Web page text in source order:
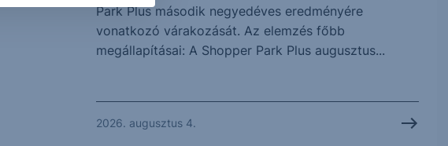
Park Plus második negyedéves eredményére
vonatkozó várakozását. Az elemzés főbb
megállapításai: A Shopper Park Plus augusztus...
2026. augusztus 4.